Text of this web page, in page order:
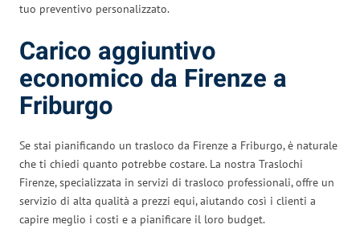
tuo preventivo personalizzato.
Carico aggiuntivo
economico da Firenze a
Friburgo
Se stai pianificando un trasloco da Firenze a Friburgo, è naturale
che ti chiedi quanto potrebbe costare. La nostra Traslochi
Firenze, specializzata in servizi di trasloco professionali, offre un
servizio di alta qualità a prezzi equi, aiutando così i clienti a
capire meglio i costi e a pianificare il loro budget.